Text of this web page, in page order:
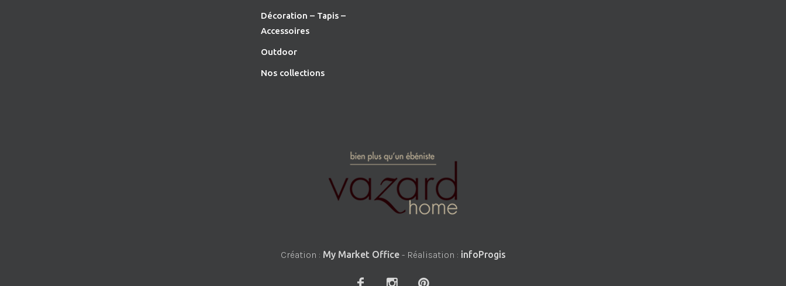
Décoration – Tapis –
Accessoires
Outdoor
Nos collections
Création : My Market Office- Réalisation : infoProgis